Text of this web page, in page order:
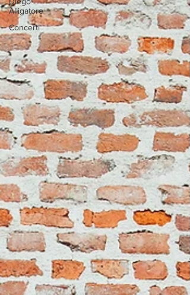
Alligatore
Concerti